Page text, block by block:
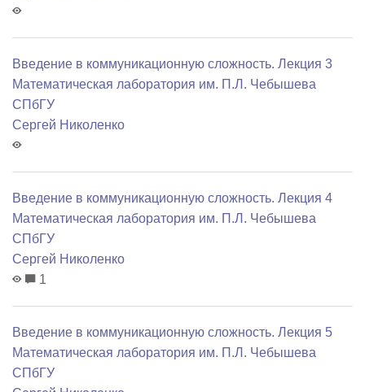
Введение в коммуникационную сложность. Лекция 3
Математичеcкая лаборатория им. П.Л. Чебышева
СПбГУ
Сергей Николенко
Введение в коммуникационную сложность. Лекция 4
Математичеcкая лаборатория им. П.Л. Чебышева
СПбГУ
Сергей Николенко
1
Введение в коммуникационную сложность. Лекция 5
Математичеcкая лаборатория им. П.Л. Чебышева
СПбГУ